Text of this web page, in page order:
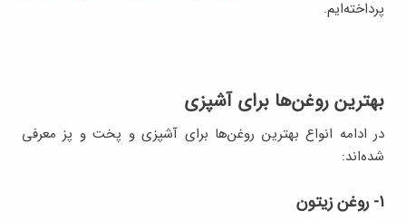
پرداخته‌ایم.
بهترین روغن‌ها برای آشپزی
در ادامه انواع بهترین روغن‌ها برای آشپزی و پخت و پز معرفی
شده‌اند:
۱- روغن زیتون